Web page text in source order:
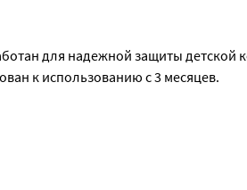
для надежной защиты детской
к использованию с 3 месяцев.